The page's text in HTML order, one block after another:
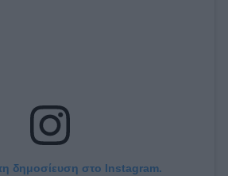
δημοσίευση στο Instagram.